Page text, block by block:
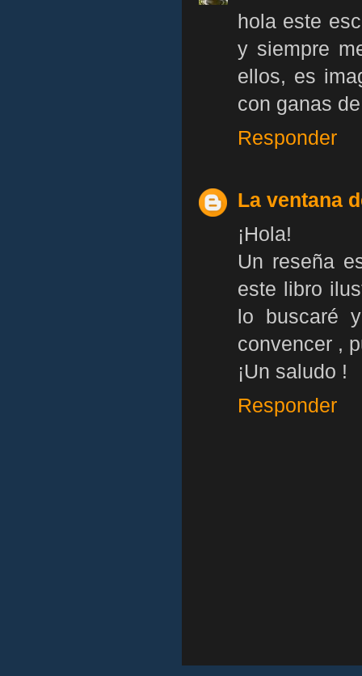
hola este
y siempre
ellos, es
con ganas
Responder
La ventana
¡Hola!
Un reseña
este libro
lo buscaré
convencer ,
¡Un saludo !
Responder